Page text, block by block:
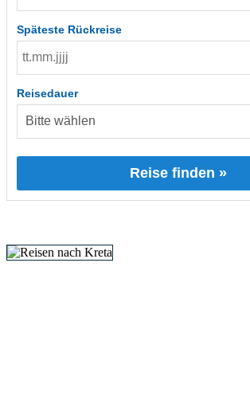
Späteste Rückreise
Reisedauer
Reise finden »